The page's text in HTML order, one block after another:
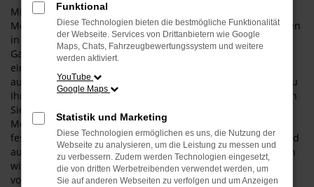
Mit einem Hyundai STARIA Neuwagen gehen Sie für Ihre
Mobilität in Mühldorf am Inn auf Nummer sicher und steigen
in exakt das Fahrzeug, das Ihnen zusagt. Was das bedeutet?
Ganz konkret, dass wir Sie umfangreich beraten und zudem
einen Konfigurator anbieten. Entsprechend wählen Sie wie
aus einer „Speisekarte“ all die Extras und Ausstattung, die zu
Ihnen und zu Mühldorf am Inn passt. Darüber hinaus haben
Sie bei einem Hyundai STARIA Neuwagen auch die
Möglichkeit, die Motorisierung und die Lackfarbe individuell
festzulegen. Bevor Sie in Ihr persönliches Modell steigen und
auf den Straßen von Mühldorf am Inn durchstarten, beraten
wir Sie umfangreich und stellen sicher, dass Ihre Wahl auch
voll und ganz zu Ihrem Fahrprofil passt.
Funktional
Diese Technologien bieten die bestmögliche Funktionalität
der Webseite. Services von Drittanbietern wie Google
Maps, Chats, Fahrzeugbewertungssystem und weitere
werden aktiviert.
YouTube
Google Maps
Statistik und Marketing
Diese Technologien ermöglichen es uns, die Nutzung der
Webseite zu analysieren, um die Leistung zu messen und
zu verbessern. Zudem werden Technologien eingesetzt,
die von dritten Werbetreibenden verwendet werden, um
Sie auf anderen Webseiten zu verfolgen und um Anzeigen